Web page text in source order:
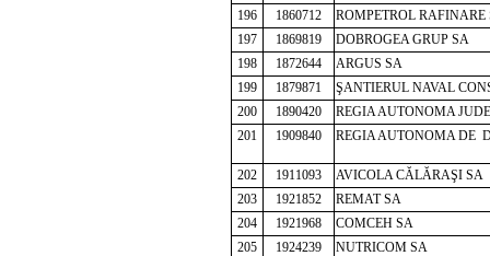
196
1860712
ROMPETROL RAFINARE
197
1869819
DOBROGEA GRUP SA
198
1872644
ARGUS SA
199
1879871
ŞANTIERUL NAVAL
200
1890420
REGIA AUTONOMA
201
1909840 REGIA AUTONOMA DE
202 1911093
AVICOLA CĂLĂRAŞI SA
203
1921852
REMAT SA
204
1921968
COMCEH SA
205
1924239
NUTRICOM SA